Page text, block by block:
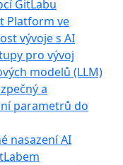
GitLabu
Platform ve
vývoje s AI
pro vývoj
modelů (LLM)
a
parametrů do
nasazení AI